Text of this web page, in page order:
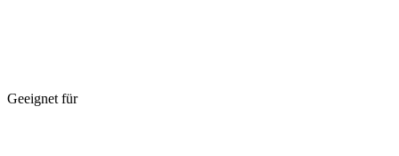
Geeignet für